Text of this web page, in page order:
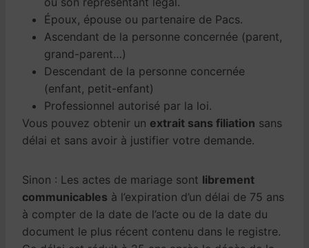
Époux, épouse ou partenaire de Pacs.
Ascendant de la personne concernée (parent,
grand-parent…)
Descendant de la personne concernée
(enfant, petit-enfant)
Professionnel autorisé par la loi.
Vous pouvez obtenir un extrait sans filiation sans
délai et sans avoir à justifier votre demande.
Sinon : Les actes de mariage sont librement
communicables à l’expiration d’un délai de 75 ans
à compter de la date de l’acte ou de la date du
document le plus récent contenu dans le registre.